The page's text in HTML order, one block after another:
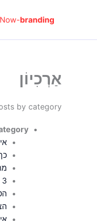
אַרְכִיוֹן
by category
3 טעויות שגורמות ללבנדר להתייבש דווקא עכשיו